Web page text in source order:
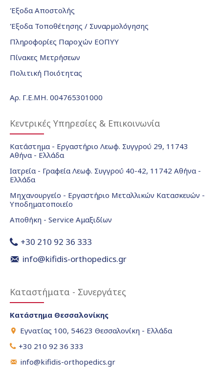
Έξοδα Αποστολής
Έξοδα Τοποθέτησης / Συναρμολόγησης
Πληροφορίες Παροχών ΕΟΠΥΥ
Πίνακες Μετρήσεων
Πολιτική Ποιότητας
Αρ. Γ.Ε.ΜΗ. 004765301000
Κεντρικές Υπηρεσίες & Επικοινωνία
Κατάστημα - Εργαστήριο Λεωφ. Συγγρού 29, 11743
Αθήνα - Ελλάδα
Ιατρεία - Γραφεία Λεωφ. Συγγρού 40-42, 11742 Αθήνα -
Ελλάδα
Μηχανουργείο - Εργαστήριο Μεταλλικών Κατασκευών -
Υποδηματοποιείο
Αποθήκη - Service Αμαξιδίων
+30 210 92 36 333
info@kifidis-orthopedics.gr
Καταστήματα - Συνεργάτες
Κατάστημα Θεσσαλονίκης
Εγνατίας 100, 54623 Θεσσαλονίκη - Ελλάδα
+30 210 92 36 333
info@kifidis-orthopedics.gr